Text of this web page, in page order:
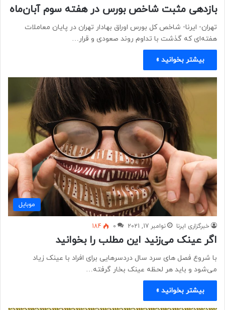
بازدهی مثبت شاخص بورس در هفته سوم آبان‌ماه
تهران- ایرنا- شاخص کل بورس اوراق بهادار تهران در پایان معاملات
هفته‌ای که گذشت با تداوم روند صعودی و قرار…
بیشتر بخوانید »
موبايل
خبرگزاری ایرنا نوامبر 17, 2021 0
184
اگر عینک می‌زنید این مطلب را بخوانید
با شروع فصل های سرد سال دردسرهایی برای افراد با عینک زیاد
می‌شود و باید هر لحظه عینک بخار گرفته…
بیشتر بخوانید »